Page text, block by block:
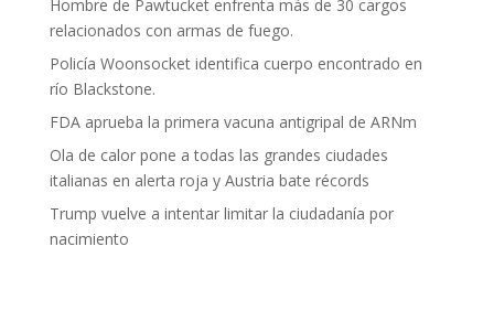
Hombre de Pawtucket enfrenta más de 30 cargos
relacionados con armas de fuego.
Policía Woonsocket identifica cuerpo encontrado en
río Blackstone.
FDA aprueba la primera vacuna antigripal de ARNm
Ola de calor pone a todas las grandes ciudades
italianas en alerta roja y Austria bate récords
Trump vuelve a intentar limitar la ciudadanía por
nacimiento